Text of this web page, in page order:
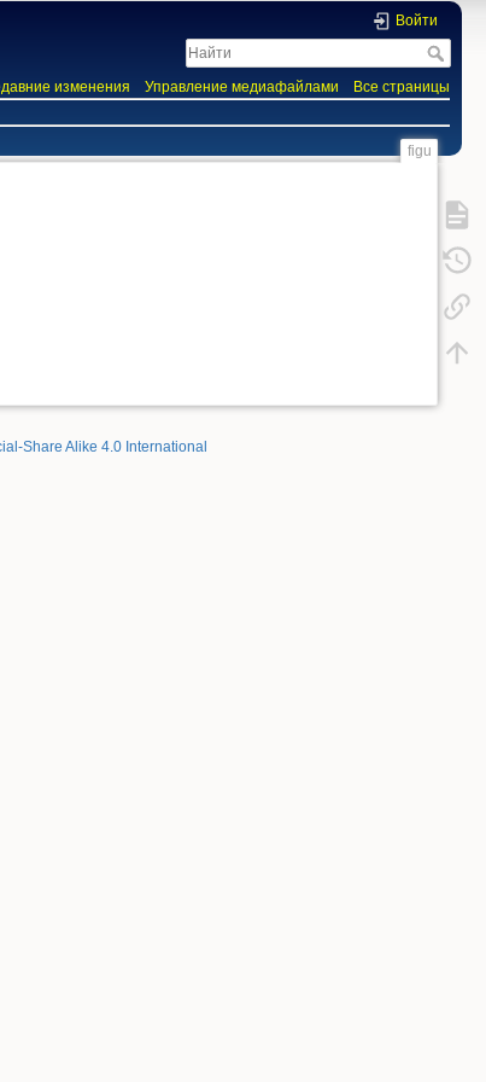
Войти
изменения Управление медиафайлами
Все страницы
figu
Share Alike 4.0 International